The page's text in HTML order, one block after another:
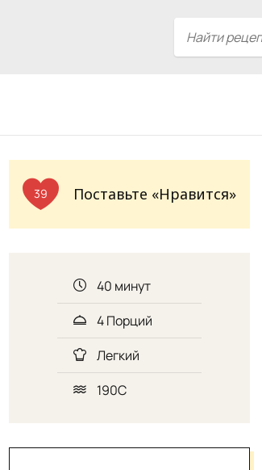
39 Поставьте «Нравится»
40 минут
4 Порций
Легкий
190С